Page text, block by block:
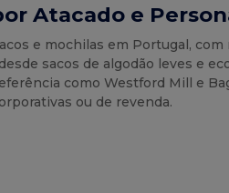
Atacado e
e mochilas em Portugal,
sacos de algodão leves e
como Westford Mill e
ou de revenda.